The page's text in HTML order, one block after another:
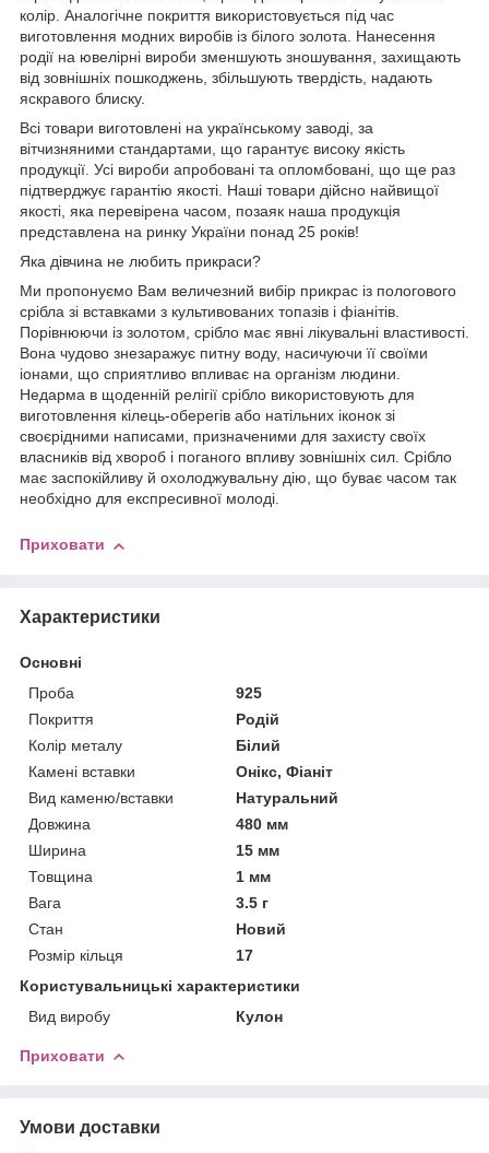
колір. Аналогічне покриття використовується під час
виготовлення модних виробів із білого золота. Нанесення
родії на ювелірні вироби зменшують зношування, захищають
від зовнішніх пошкоджень, збільшують твердість, надають
яскравого блиску.
Всі товари виготовлені на українському заводі, за
вітчизняними стандартами, що гарантує високу якість
продукції. Усі вироби апробовані та опломбовані, що ще раз
підтверджує гарантію якості. Наші товари дійсно найвищої
якості, яка перевірена часом, позаяк наша продукція
представлена на ринку України понад 25 років!
Яка дівчина не любить прикраси?
Ми пропонуємо Вам величезний вибір прикрас із пологового
срібла зі вставками з культивованих топазів і фіанітів.
Порівнюючи із золотом, срібло має явні лікувальні властивості.
Вона чудово знезаражує питну воду, насичуючи її своїми
іонами, що сприятливо впливає на організм людини.
Недарма в щоденній релігії срібло використовують для
виготовлення кілець-оберегів або натільних іконок зі
своєрідними написами, призначеними для захисту своїх
власників від хвороб і поганого впливу зовнішніх сил. Срібло
має заспокійливу й охолоджувальну дію, що буває часом так
необхідно для експресивної молоді.
Приховати
Характеристики
Основні
Проба
925
Покриття
Родій
Колір металу
Білий
Камені вставки
Онікс, Фіаніт
Вид каменю/вставки
Натуральний
Довжина
480 мм
Ширина
15 мм
Товщина
1 мм
Вага
3.5 г
Стан
Новий
Розмір кільця
17
Користувальницькі характеристики
Вид виробу
Кулон
Приховати
Умови доставки